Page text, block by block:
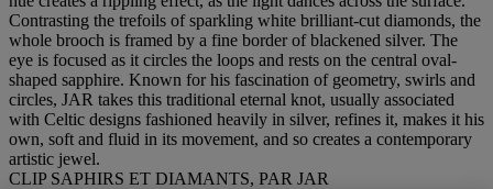
Contrasting the trefoils of sparkling white brilliant-cut diamonds, the
whole brooch is framed by a fine border of blackened silver. The
eye is focused as it circles the loops and rests on the central oval-
shaped sapphire. Known for his fascination of geometry, swirls and
circles, JAR takes this traditional eternal knot, usually associated
with Celtic designs fashioned heavily in silver, refines it, makes it his
own, soft and fluid in its movement, and so creates a contemporary
artistic jewel.
CLIP SAPHIRS ET DIAMANTS, PAR JAR